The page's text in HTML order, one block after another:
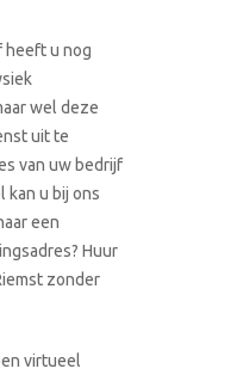
heeft u nog
wel deze
uit te
van uw bedrijf
kan u bij ons
een
Huur
zonder
virtueel